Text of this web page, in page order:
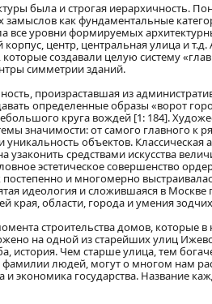
была и строгая иерархичность.
как фундаментальные
все уровни формируемых
центр, центральная улица и
которые создавали целую систему
симметрии зданий.
произраставшая из
определенные образы «ворот
круга вождей [1: 184].
значимости: от самого главного
объектов. Классическая
узаконить средствами искусства
эстетическое совершенство
постепенно и многомерно
идеология и сложившаяся в
края, области, города и умения
строительства домов, которые
на одной из старейших улиц
история. Чем старше улица, тем
людей, могут о многом нам
экономика государства. Название